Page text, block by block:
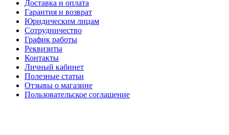
Доставка и оплата
Гарантия и возврат
Юридическим лицам
Сотрудничество
График работы
Реквизиты
Контакты
Личный кабинет
Полезные статьи
Отзывы о магазине
Пользовательское соглашение